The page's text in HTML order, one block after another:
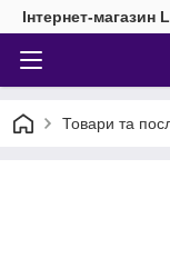
Інтернет-магазин
Товари та